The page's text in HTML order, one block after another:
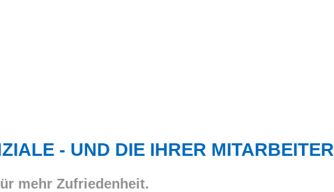
- UND DIE IHRER MITARBEITER
mehr Zufriedenheit.